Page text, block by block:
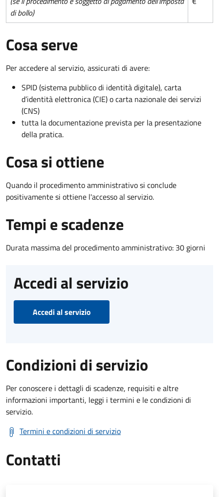
di bollo)
Cosa serve
Per accedere al servizio, assicurati di avere:
SPID (sistema pubblico di identità digitale), carta
d’identità elettronica (CIE) o carta nazionale dei servizi
(CNS)
tutta la documentazione prevista per la presentazione
della pratica.
Cosa si ottiene
Quando il procedimento amministrativo si conclude
positivamente si ottiene l'accesso al servizio.
Tempi e scadenze
Durata massima del procedimento amministrativo: 30 giorni
Accedi al servizio
Accedi al servizio
Condizioni di servizio
Per conoscere i dettagli di scadenze, requisiti e altre
informazioni importanti, leggi i termini e le condizioni di
servizio.
Termini e condizioni di servizio
Contatti